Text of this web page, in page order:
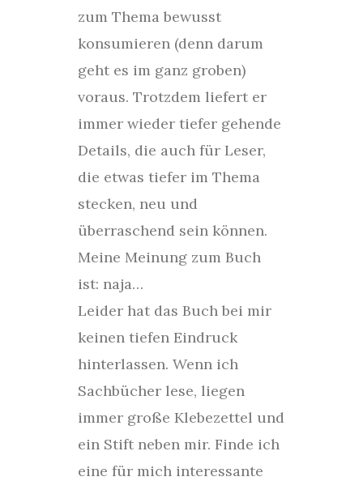
zum Thema bewusst
konsumieren (denn darum
geht es im ganz groben)
voraus. Trotzdem liefert er
immer wieder tiefer gehende
Details, die auch für Leser,
die etwas tiefer im Thema
stecken, neu und
überraschend sein können.
Meine Meinung zum Buch
ist: naja…
Leider hat das Buch bei mir
keinen tiefen Eindruck
hinterlassen. Wenn ich
Sachbücher lese, liegen
immer große Klebezettel und
ein Stift neben mir. Finde ich
eine für mich interessante